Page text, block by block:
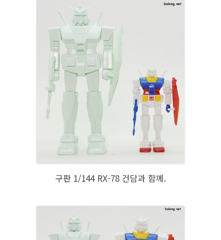
구판 1/144 RX-78 건담과 함께.